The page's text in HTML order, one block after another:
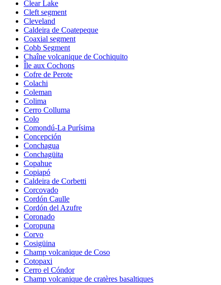
Clear Lake
Cleft segment
Cleveland
Caldeira de Coatepeque
Coaxial segment
Cobb Segment
Chaîne volcanique de Cochiquito
Île aux Cochons
Cofre de Perote
Colachi
Coleman
Colima
Cerro Colluma
Colo
Comondú-La Purísima
Concepción
Conchagua
Conchagüita
Copahue
Copiapó
Caldeira de Corbetti
Corcovado
Cordón Caulle
Cordón del Azufre
Coronado
Coropuna
Corvo
Cosigüina
Champ volcanique de Coso
Cotopaxi
Cerro el Cóndor
Champ volcanique de cratères basaltiques